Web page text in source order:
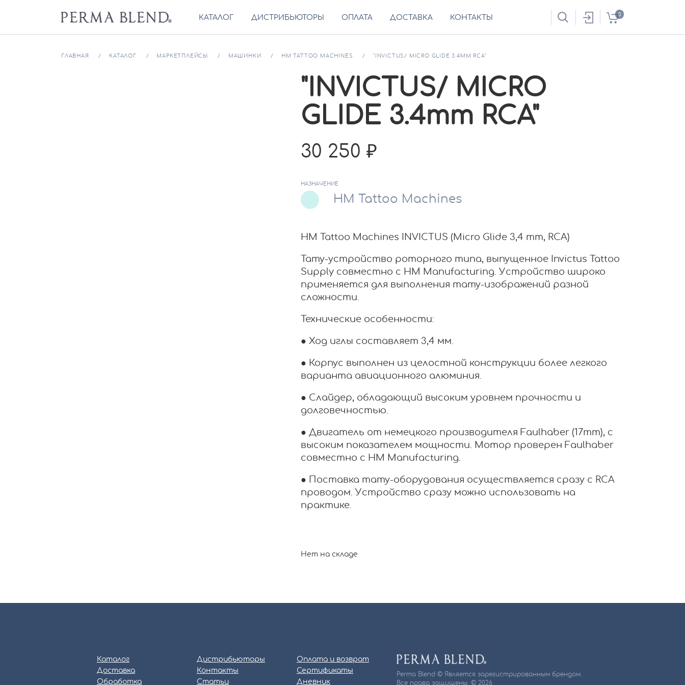
КАТАЛОГ ДИСТРИБЬЮТОРЫ ОПЛАТА ДОСТАВКА КОНТАКТЫ 0
ГЛАВНАЯ КАТАЛОГ МАРКЕТПЛЕЙСЫ МАШИНКИ HM TATTOO MACHINES "INVICTUS/ MICRO GLIDE 3.4MM RCA"
"INVICTUS/ MICRO
GLIDE 3.4mm RCA"
30 250
НАЗНАЧЕНИЕ
HM Tattoo Machines
HM Tattoo Machines INVICTUS (Micro Glide 3,4 mm, RCA)
Тату-устройство роторного типа, выпущенное Invictus Tattoo
Supply совместно с HM Manufacturing. Устройство широко
применяется для выполнения тату-изображений разной
сложности.
Технические особенности:
● Ход иглы составляет 3,4 мм.
● Корпус выполнен из целостной конструкции более легкого
варианта авиационного алюминия.
● Слайдер, обладающий высоким уровнем прочности и
долговечностью.
● Двигатель от немецкого производителя Faulhaber (17mm), с
высоким показателем мощности. Мотор проверен Faulhaber
совместно с HM Manufacturing.
● Поставка тату-оборудования осуществляется сразу с RCA
проводом. Устройство сразу можно использовать на
практике.
Нет на складе
Каталог Дистрибьюторы
Оплата и возврат
Доставка
Контакты
Сертификаты
Обработка
Статьи Дневник
Perma Blend © Является зарегистрированным брендом.
Все права защищены. © 2026